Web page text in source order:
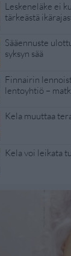
Leskeneläke ei
tärkeästä
Sääennuste
syksyn sää
Finnairin
lentoyhtiö –
Kela muuttaa
Kela voi leikata